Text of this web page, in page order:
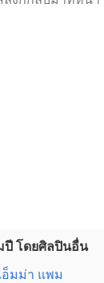
ปี โดยศิลปินอื่น
อ็มม่า แพม